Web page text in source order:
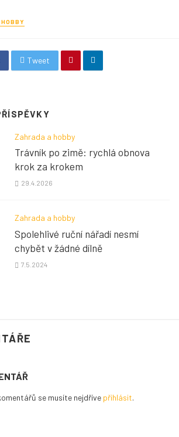
Tweet
Zahrada a hobby
Trávník po zimě: rychlá obnova
krok za krokem
29.4.2026
Zahrada a hobby
Spolehlivé ruční nářadí nesmí
chybět v žádné dílně
7.5.2024
se musíte nejdříve přihlásit.